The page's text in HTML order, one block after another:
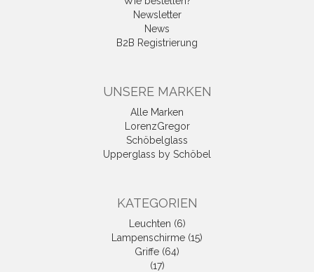
Newsletter
News
B2B Registrierung
UNSERE MARKEN
Alle Marken
LorenzGregor
Schöbelglass
Upperglass by Schöbel
KATEGORIEN
Leuchten (6)
Lampenschirme (15)
Griffe (64)
(17)